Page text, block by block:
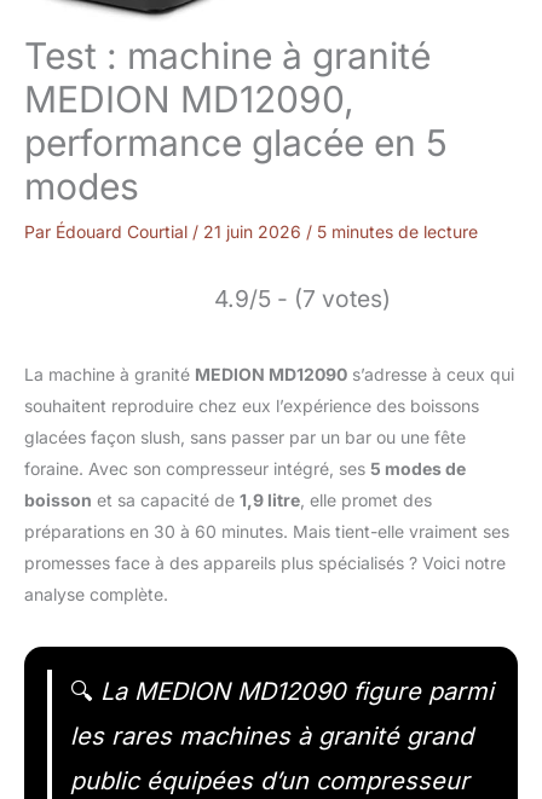
Test : machine à granité
MEDION MD12090,
performance glacée en 5
modes
Par Édouard Courtial / 21 juin 2026 / 5 minutes de lecture
4.9/5 - (7 votes)
La machine à granité MEDION MD12090 s’adresse à ceux qui
souhaitent reproduire chez eux l’expérience des boissons
glacées façon slush, sans passer par un bar ou une fête
foraine. Avec son compresseur intégré, ses 5 modes de
boisson et sa capacité de 1,9 litre, elle promet des
préparations en 30 à 60 minutes. Mais tient-elle vraiment ses
promesses face à des appareils plus spécialisés ? Voici notre
analyse complète.
🔍 La MEDION MD12090 figure parmi
les rares machines à granité grand
public équipées d’un compresseur